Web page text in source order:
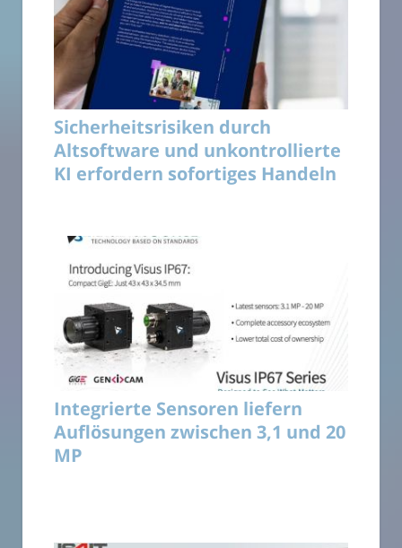
Sicherheitsrisiken durch
Altsoftware und unkontrollierte
KI erfordern sofortiges Handeln
Integrierte Sensoren liefern
Auflösungen zwischen 3,1 und 20
MP